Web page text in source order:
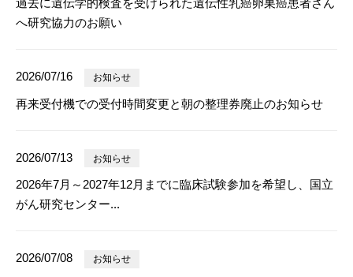
過去に遺伝学的検査を受けられた遺伝性乳癌卵巣癌患者さん
へ研究協力のお願い
2026/07/16 お知らせ
再来受付機での受付時間変更と朝の整理券廃止のお知らせ
2026/07/13 お知らせ
2026年7月～2027年12月までに臨床試験参加を希望し、国立
がん研究センター...
2026/07/08 お知らせ